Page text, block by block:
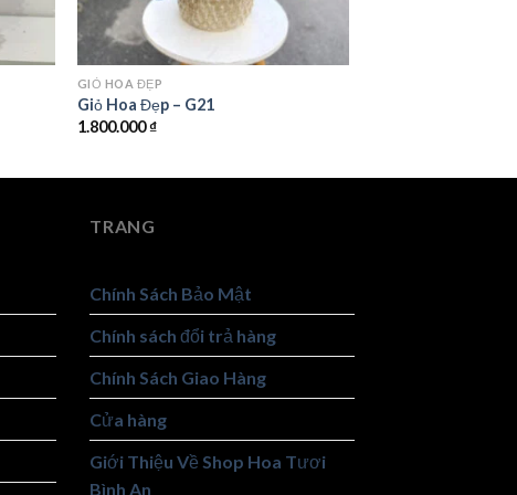
GIỎ HOA ĐẸP
Giỏ Hoa Đẹp – G21
1.800.000₫
TRANG
Chính Sách Bảo Mật
Chính sách đổi trả hàng
Chính Sách Giao Hàng
Cửa hàng
Giới Thiệu Về Shop Hoa Tươi
Bình An